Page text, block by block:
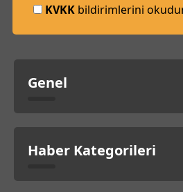
KVKK bildirimlerini
Genel
Haber Kategorileri